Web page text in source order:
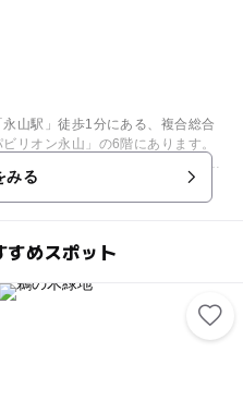
山駅」徒歩1分にある、複合総合
リオン永山」の6階にあります。
るよう、全てのレーンがガター
、靴は16cmから有り、ボールは
げやすいです。 子供向けイベント
湯があります。ボウリングを楽し
ですね。6人以上から、ボウリン
あります。家族、おじいちゃんお
です。
みる
すめスポット